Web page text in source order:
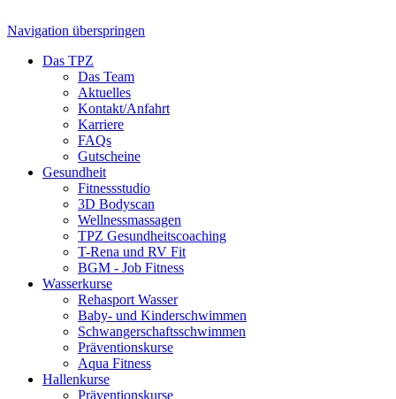
Navigation überspringen
Das TPZ
Das Team
Aktuelles
Kontakt/Anfahrt
Karriere
FAQs
Gutscheine
Gesundheit
Fitnessstudio
3D Bodyscan
Wellnessmassagen
TPZ Gesundheits­coaching
T-Rena und RV Fit
BGM - Job Fitness
Wasserkurse
Rehasport Wasser
Baby- und Kinderschwimmen
Schwangerschafts­schwimmen
Präventionskurse
Aqua Fitness
Hallenkurse
Präventionskurse